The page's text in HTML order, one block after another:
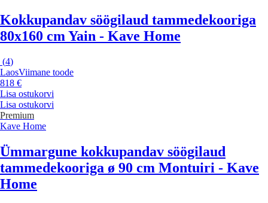
Kokkupandav söögilaud tammedekooriga
80x160 cm Yain - Kave Home
(4)
LaosViimane toode
818 €
Lisa ostukorvi
Lisa ostukorvi
Premium
Kave Home
Ümmargune kokkupandav söögilaud
tammedekooriga ø 90 cm Montuiri - Kave
Home